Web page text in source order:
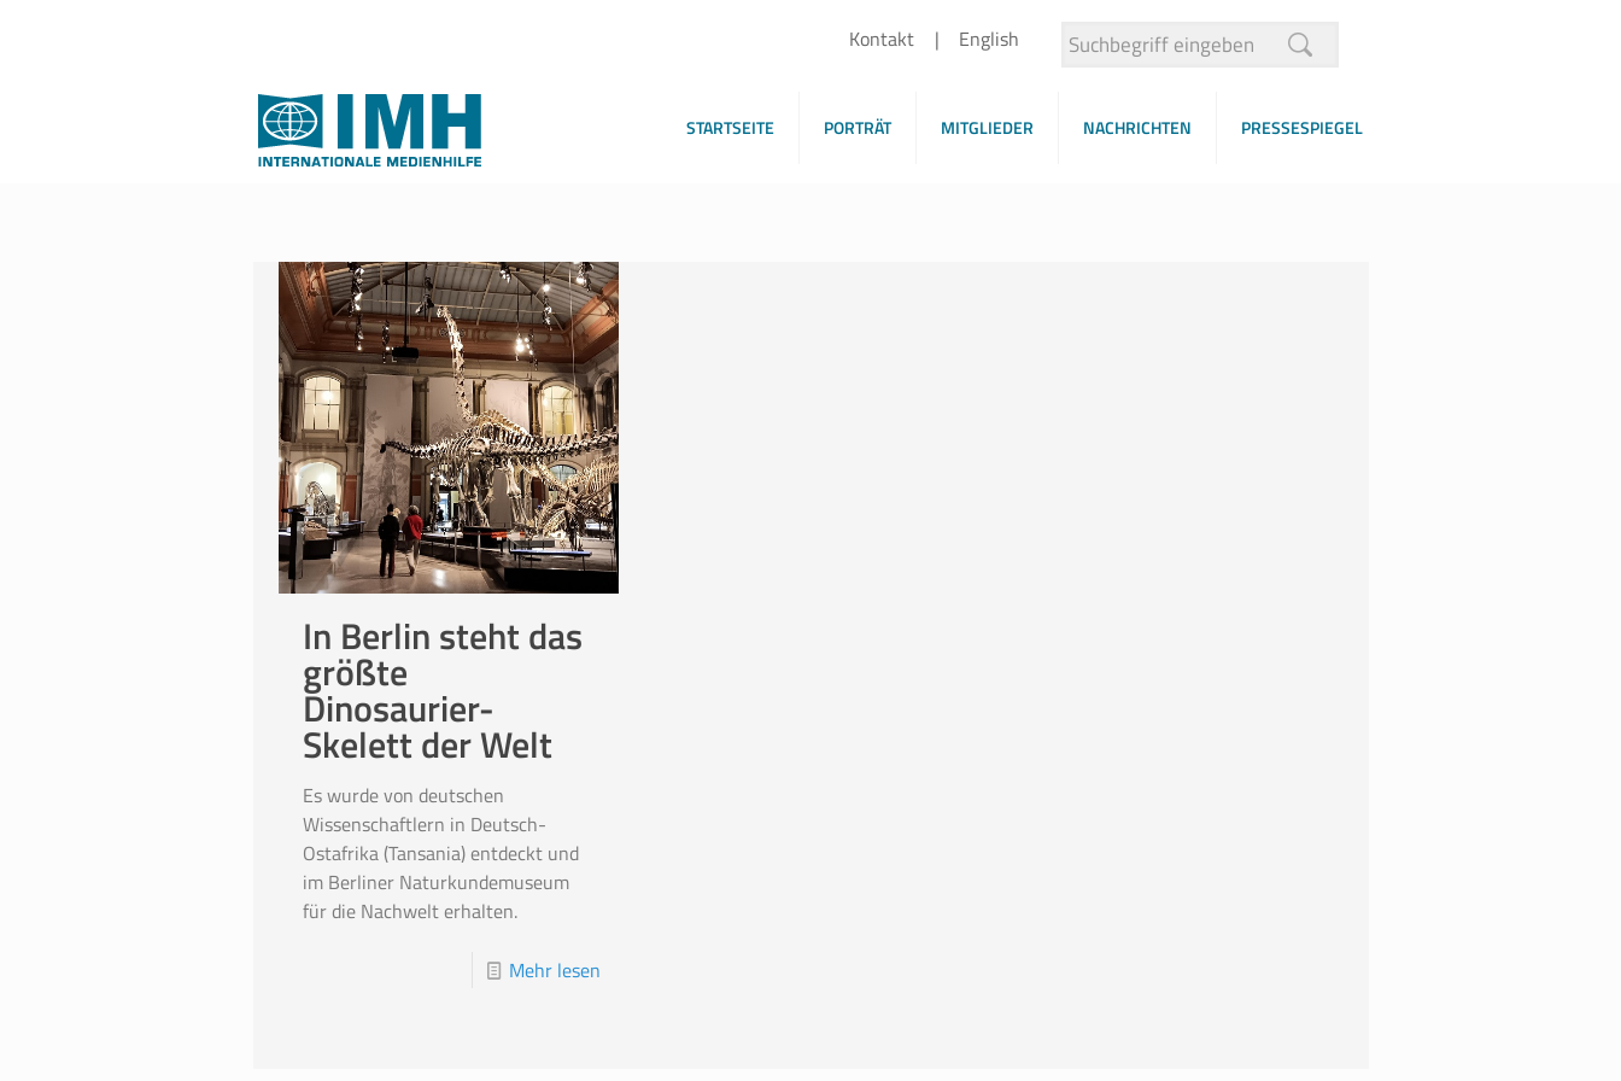
Kontakt English
STARTSEITE PORTRÄT MITGLIEDER NACHRICHTEN PRESSESPIEGEL
In Berlin steht das
größte
Dinosaurier-
Skelett der Welt
Es wurde von deutschen
Wissenschaftlern in Deutsch-
Ostafrika (Tansania) entdeckt und
im Berliner Naturkundemuseum
für die Nachwelt erhalten.
Mehr lesen